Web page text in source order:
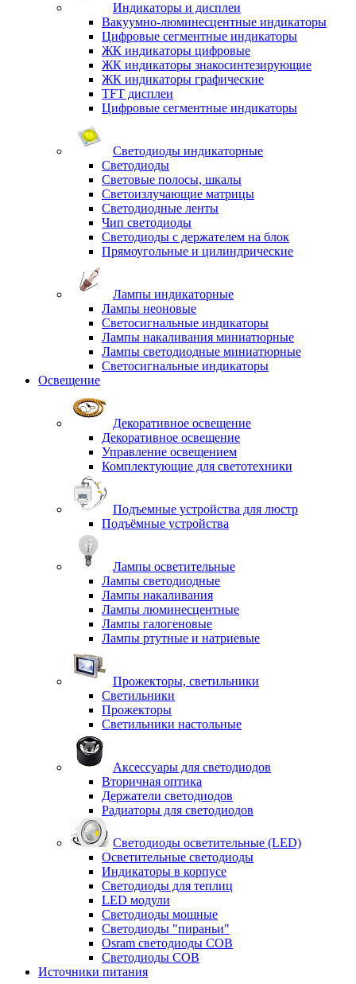
Индикаторы и дисплеи
Вакуумно-люминесцентные индикаторы
Цифровые сегментные индикаторы
ЖК индикаторы цифровые
ЖК индикаторы знакосинтезирующие
ЖК индикаторы графические
TFT дисплеи
Цифровые сегментные индикаторы
Светодиоды индикаторные
Светодиоды
Световые полосы, шкалы
Светоизлучающие матрицы
Светодиодные ленты
Чип светодиоды
Светодиоды с держателем на блок
Прямоугольные и цилиндрические
Лампы индикаторные
Лампы неоновые
Светосигнальные индикаторы
Лампы накаливания миниатюрные
Лампы светодиодные миниатюрные
Светосигнальные индикаторы
Освещение
Декоративное освещение
Декоративное освещение
Управление освещением
Комплектующие для светотехники
Подъемные устройства для люстр
Подъёмные устройства
Лампы осветительные
Лампы светодиодные
Лампы накаливания
Лампы люминесцентные
Лампы галогеновые
Лампы ртутные и натриевые
Прожекторы, светильники
Светильники
Прожекторы
Светильники настольные
Аксессуары для светодиодов
Вторичная оптика
Держатели светодиодов
Радиаторы для светодиодов
Светодиоды осветительные (LED)
Осветительные светодиоды
Индикаторы в корпусе
Светодиоды для теплиц
LED модули
Светодиоды мощные
Светодиоды "пираньи"
Osram светодиоды COB
Светодиоды COB
Источники питания